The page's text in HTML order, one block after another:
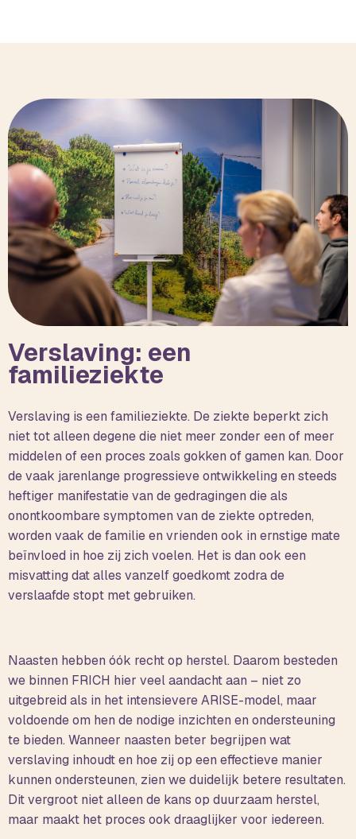
Verslaving: een
familieziekte
Verslaving is een familieziekte. De ziekte beperkt zich
niet tot alleen degene die niet meer zonder een of meer
middelen of een proces zoals gokken of gamen kan. Door
de vaak jarenlange progressieve ontwikkeling en steeds
heftiger manifestatie van de gedragingen die als
onontkoombare symptomen van de ziekte optreden,
worden vaak de familie en vrienden ook in ernstige mate
beïnvloed in hoe zij zich voelen. Het is dan ook een
misvatting dat alles vanzelf goedkomt zodra de
verslaafde stopt met gebruiken.
Naasten hebben óók recht op herstel. Daarom besteden
we binnen FRICH hier veel aandacht aan – niet zo
uitgebreid als in het intensievere ARISE-model, maar
voldoende om hen de nodige inzichten en ondersteuning
te bieden. Wanneer naasten beter begrijpen wat
verslaving inhoudt en hoe zij op een effectieve manier
kunnen ondersteunen, zien we duidelijk betere resultaten.
Dit vergroot niet alleen de kans op duurzaam herstel,
maar maakt het proces ook draaglijker voor iedereen.